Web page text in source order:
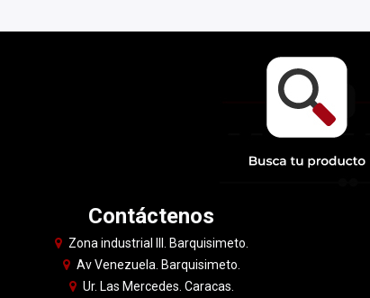
Contáctenos
Zona industrial III. Barquisimeto.
Av Venezuela. Barquisimeto.
Ur. Las Mercedes. Caracas.